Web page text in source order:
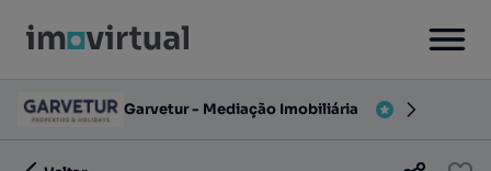
Garvetur - Mediação Imobiliária